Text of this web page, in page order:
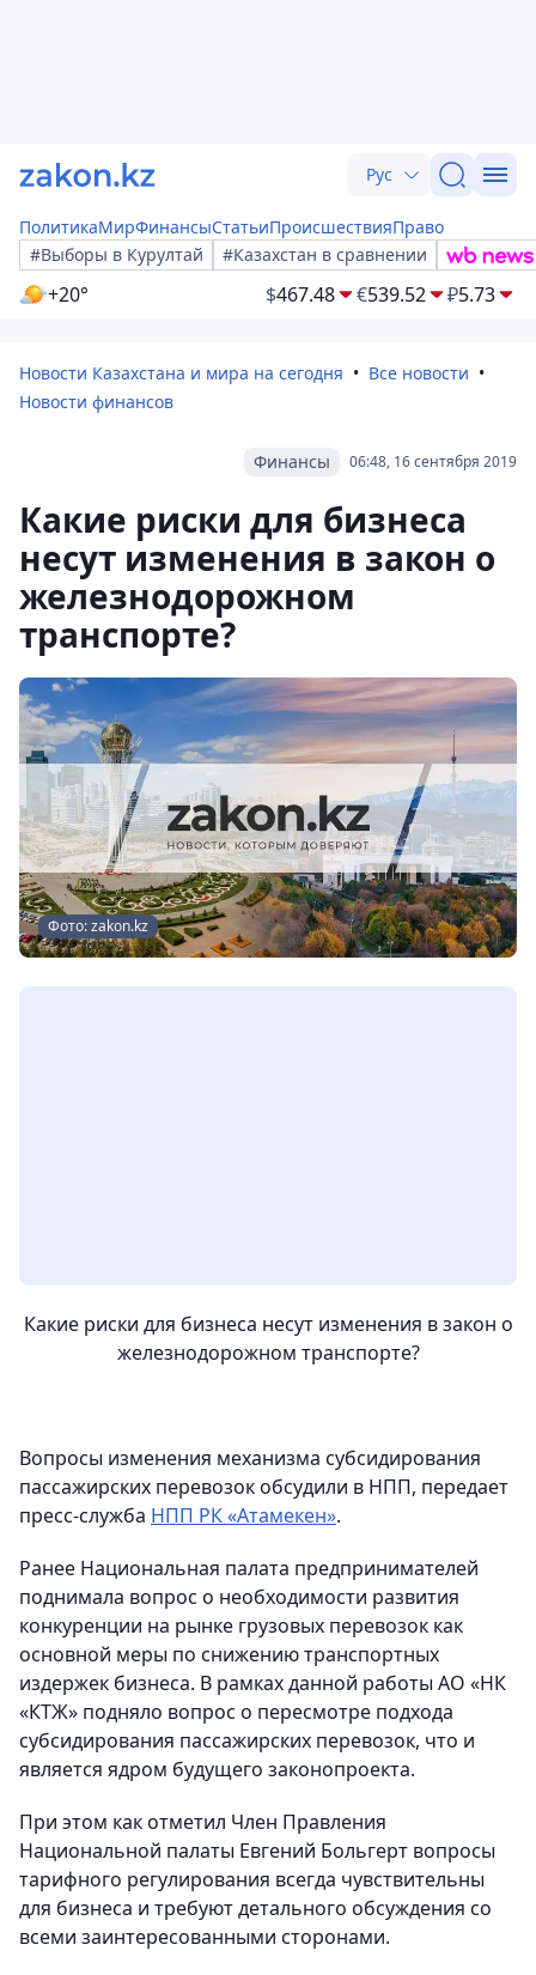
Рус
ПолитикаМирФинансыСтатьиПроисшествияПраво
#Выборы в Курултай
#Казахстан в сравнении
+20° $467.48 €539.52 ₽5.73
Новости Казахстана и мира на сегодня
Все новости
Новости финансов
06:48, 16 сентября 2019
Финансы
Какие риски для бизнеса
несут изменения в закон о
железнодорожном
транспорте?
Фото: zakon.kz
Какие риски для бизнеса несут изменения в закон о
железнодорожном транспорте?
Вопросы изменения механизма субсидирования
пассажирских перевозок обсудили в НПП, передает
пресс-служба НПП РК «Атамекен».
Ранее Национальная палата предпринимателей
поднимала вопрос о необходимости развития
конкуренции на рынке грузовых перевозок как
основной меры по снижению транспортных
издержек бизнеса. В рамках данной работы АО «НК
«КТЖ» подняло вопрос о пересмотре подхода
субсидирования пассажирских перевозок, что и
является ядром будущего законопроекта.
При этом как отметил Член Правления
Национальной палаты Евгений Больгерт вопросы
тарифного регулирования всегда чувствительны
для бизнеса и требуют детального обсуждения со
всеми заинтересованными сторонами.